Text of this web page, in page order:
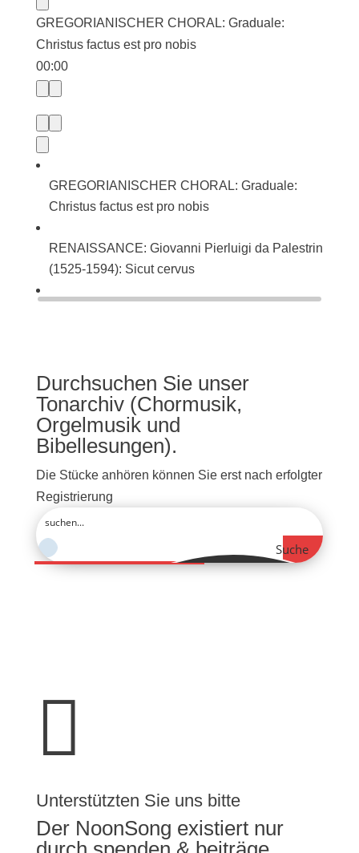
GREGORIANISCHER CHORAL: Graduale:
Christus factus est pro nobis
00:00
GREGORIANISCHER CHORAL: Graduale:
Christus factus est pro nobis
RENAISSANCE: Giovanni Pierluigi da Palestrina
(1525-1594): Sicut cervus
Durchsuchen Sie unser
Tonarchiv (Chormusik,
Orgelmusik und
Bibellesungen).
Die Stücke anhören können Sie erst nach erfolgter
Registrierung
Suche

Unterstützten Sie uns bitte
Der NoonSong existiert nur